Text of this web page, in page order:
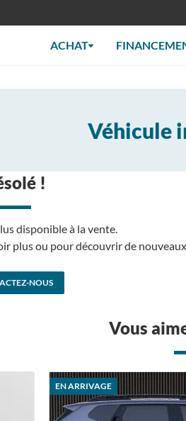
ACHAT
Véhicule
!
disponible à la vente.
plus ou pour découvrir de
NOUS
Vous
EN ARRIVAGE